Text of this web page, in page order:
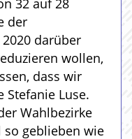
der
darüber
wollen,
dass wir
Stefanie Luse.
Wahlbezirke
geblieben wie